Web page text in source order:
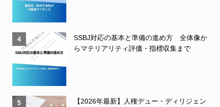
4
SSBJ対応の基本と準備の進め方 全体像か
らマテリアリティ評価・指標収集まで
5
【2026年最新】人権デュー・ディリジェン